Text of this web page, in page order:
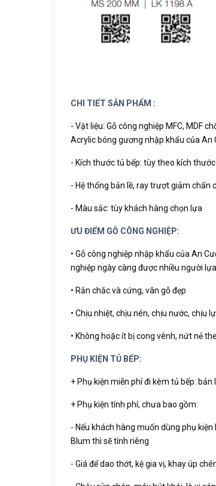
CHI TIẾT SẢN PHẨM :
- Vật liệu: Gỗ công nghiệp MFC, MDF
Acrylic bóng gương nhập khẩu của An
- Kích thước tủ bếp: tùy theo kích
- Hệ thống bản lề, ray trượt giảm chấn
- Màu sắc: tùy khách hàng chọn lựa
ƯU ĐIỂM GỖ CÔNG NGHIỆP:
• Gỗ công nghiệp nhập khẩu của An
nghiệp ngày càng được nhiều người
• Rắn chắc và cứng, vân gỗ đẹp
• Chịu nhiệt, chịu nén, chịu nước, chịu
• Không hoặc ít bị cong vênh, nứt nẻ
PHỤ KIỆN TỦ BẾP:
+ Phụ kiện miễn phí đi kèm tủ bếp:
+ Phụ kiện tính phí, chưa bao gồm:
- Nếu khách hàng muốn dùng phụ
Blum thì sẽ tính riêng
- Giá để dao thớt, kệ gia vị, khay úp